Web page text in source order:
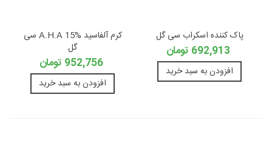
پاک کننده اسکراب سی گل
692,913 تومان
افزودن به سبد خرید
کرم آلفاسید A.H.A 15% سی
گل
952,756 تومان
افزودن به سبد خرید